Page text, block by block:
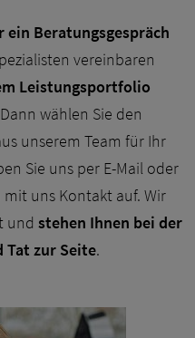
ein Beratungsgespräch
vereinbaren
Leistungsportfolio
wählen Sie den
unserem Team für Ihr
Sie uns per E-Mail oder
uns Kontakt auf. Wir
und stehen Ihnen bei der
Tat zur Seite.